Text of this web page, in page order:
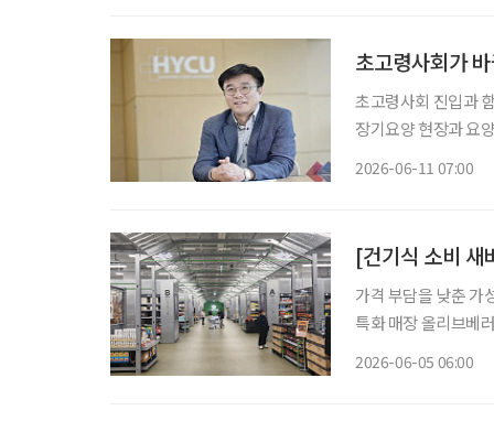
초고령사회가
초고령사회 진입과
장기요양 현장과 요
2026-06-11 07:00
[건기식 소비
가격 부담을 낮춘 가
특화 매장 올리브베
2026-06-05 06:00